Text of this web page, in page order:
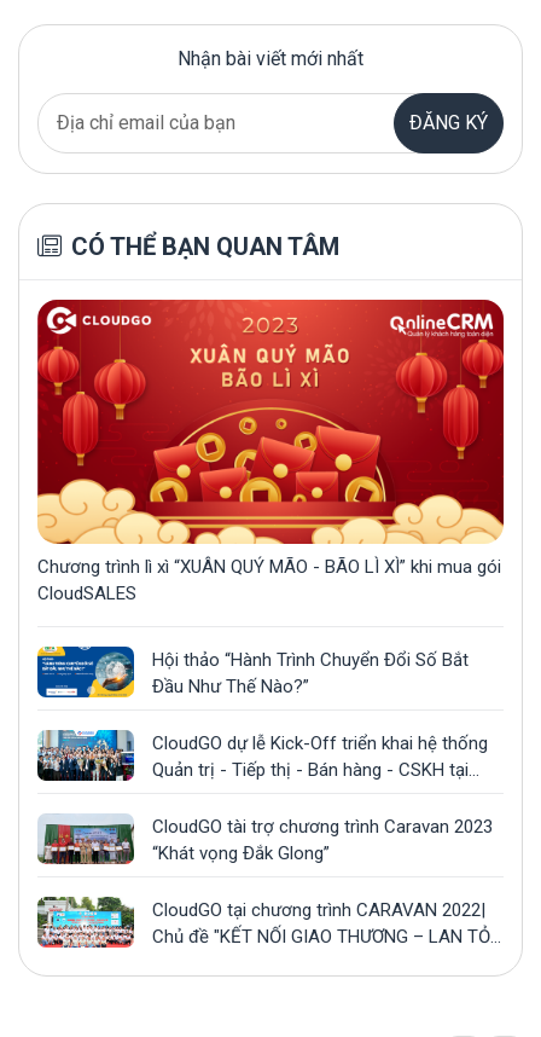
Nhận bài viết mới nhất
ĐĂNG KÝ
CÓ THỂ BẠN QUAN TÂM
Chương trình lì xì “XUÂN QUÝ MÃO - BÃO LÌ XÌ” khi mua gói
CloudSALES
Hội thảo “Hành Trình Chuyển Đổi Số Bắt
Đầu Như Thế Nào?”
CloudGO dự lễ Kick-Off triển khai hệ thống
Quản trị - Tiếp thị - Bán hàng - CSKH tại
CloudGO tài trợ chương trình Caravan 2023
“Khát vọng Đắk Glong”
CloudGO tại chương trình CARAVAN 2022|
Chủ đề "KẾT NỐI GIAO THƯƠNG – LAN TỎA